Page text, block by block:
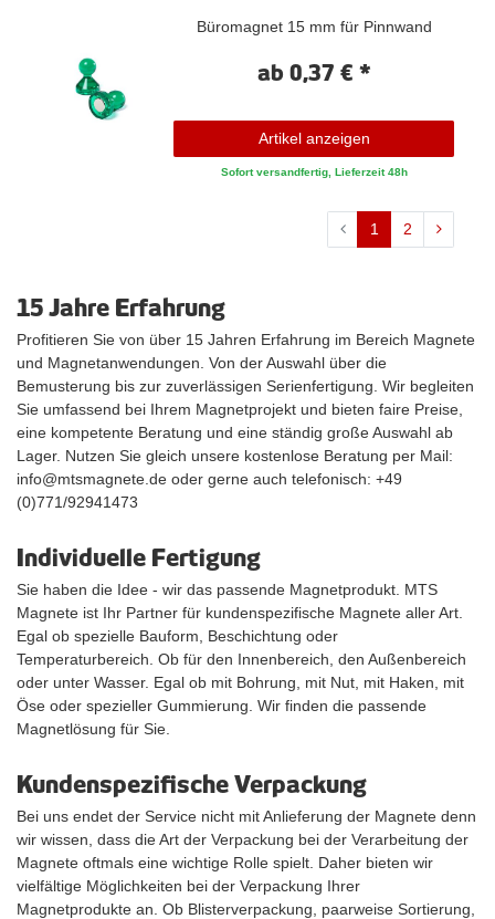
Büromagnet 15 mm für Pinnwand
ab 0,37 € *
Artikel anzeigen
Sofort versandfertig, Lieferzeit 48h
1 2
15 Jahre Erfahrung
Profitieren Sie von über 15 Jahren Erfahrung im Bereich Magnete
und Magnetanwendungen. Von der Auswahl über die
Bemusterung bis zur zuverlässigen Serienfertigung. Wir begleiten
Sie umfassend bei Ihrem Magnetprojekt und bieten faire Preise,
eine kompetente Beratung und eine ständig große Auswahl ab
Lager. Nutzen Sie gleich unsere kostenlose Beratung per Mail:
info@mtsmagnete.de oder gerne auch telefonisch: +49
(0)771/92941473
Individuelle Fertigung
Sie haben die Idee - wir das passende Magnetprodukt. MTS
Magnete ist Ihr Partner für kundenspezifische Magnete aller Art.
Egal ob spezielle Bauform, Beschichtung oder
Temperaturbereich. Ob für den Innenbereich, den Außenbereich
oder unter Wasser. Egal ob mit Bohrung, mit Nut, mit Haken, mit
Öse oder spezieller Gummierung. Wir finden die passende
Magnetlösung für Sie.
Kundenspezifische Verpackung
Bei uns endet der Service nicht mit Anlieferung der Magnete denn
wir wissen, dass die Art der Verpackung bei der Verarbeitung der
Magnete oftmals eine wichtige Rolle spielt. Daher bieten wir
vielfältige Möglichkeiten bei der Verpackung Ihrer
Magnetprodukte an. Ob Blisterverpackung, paarweise Sortierung,